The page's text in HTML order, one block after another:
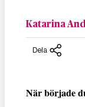
Katarina
Dela
När började